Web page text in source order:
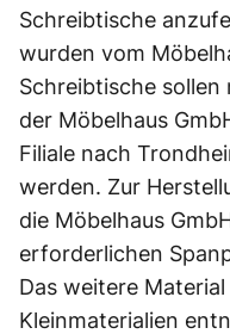
Schreibtische
wurden vom
Schreibtische
der Möbelhaus
Filiale nach
werden. Zur
die Möbelhaus
erforderlichen
Das weitere
Kleinmaterialien